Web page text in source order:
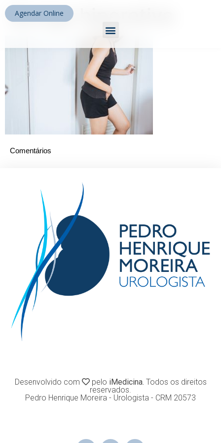
Agendar Online
Bexiga hiperativa
Comentários
Desenvolvido com pelo iMedicina. Todos os direitos
reservados.
Pedro Henrique Moreira - Urologista - CRM 20573